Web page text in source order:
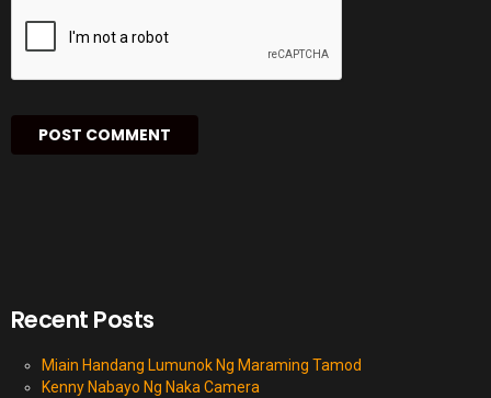
Recent Posts
Miain Handang Lumunok Ng Maraming Tamod
Kenny Nabayo Ng Naka Camera